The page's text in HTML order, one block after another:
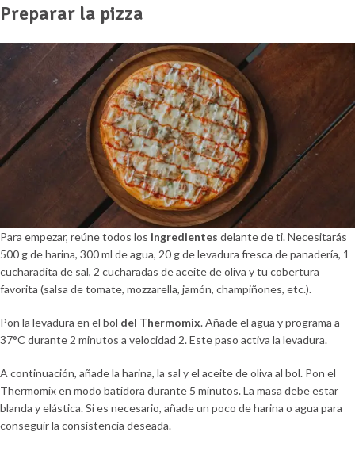
Preparar la pizza
Para empezar, reúne todos los ingredientes delante de ti. Necesitarás
500 g de harina, 300 ml de agua, 20 g de levadura fresca de panadería, 1
cucharadita de sal, 2 cucharadas de aceite de oliva y tu cobertura
favorita (salsa de tomate, mozzarella, jamón, champiñones, etc.).
Pon la levadura en el bol del Thermomix. Añade el agua y programa a
37°C durante 2 minutos a velocidad 2. Este paso activa la levadura.
A continuación, añade la harina, la sal y el aceite de oliva al bol. Pon el
Thermomix en modo batidora durante 5 minutos. La masa debe estar
blanda y elástica. Si es necesario, añade un poco de harina o agua para
conseguir la consistencia deseada.